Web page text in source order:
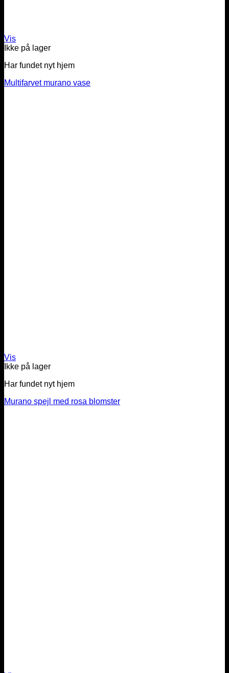
Vis
Ikke på lager
Har fundet nyt hjem
Multifarvet murano vase
Vis
Ikke på lager
Har fundet nyt hjem
Murano spejl med rosa blomster